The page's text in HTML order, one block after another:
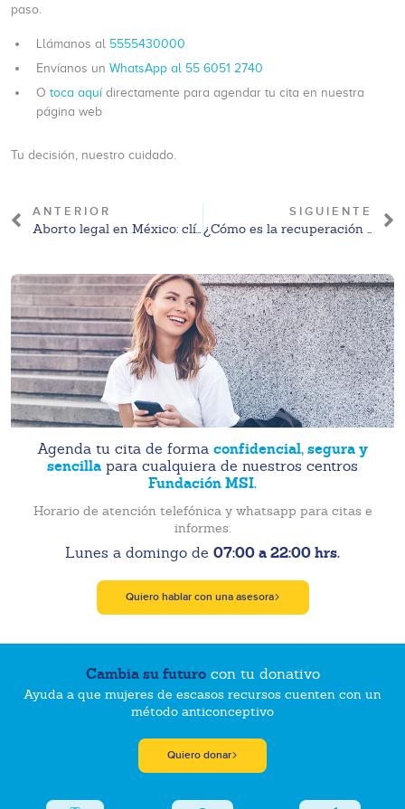
paso.
Llámanos al 5555430000
Envíanos un WhatsApp al 55 6051 2740
O toca aquí directamente para agendar tu cita en nuestra
página web
Tu decisión, nuestro cuidado.
ANTERIOR
Aborto legal en México: clínicas seguras, opciones y cómo elegir
SIGUIENTE
¿Cómo es la recuperación de una vasectomía? Tiempo, cuidados y qué esperar
Agenda tu cita de forma confidencial, segura y
sencilla para cualquiera de nuestros centros
Fundación MSI.
Horario de atención telefónica y whatsapp para citas e
informes:
Lunes a domingo de 07:00 a 22:00 hrs.
Quiero hablar con una asesora
Cambia su futurocon tu donativo
Ayuda a que mujeres de escasos recursos cuenten con un
método anticonceptivo
Quiero donar